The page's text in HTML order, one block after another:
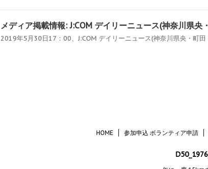
メディア掲載情報: J:COM デイリーニュース(神奈川県央
2019年5月30日17：00、J:COM デイリーニュース(神奈川県央・町田
HOME 参加申込 ボランティア申請